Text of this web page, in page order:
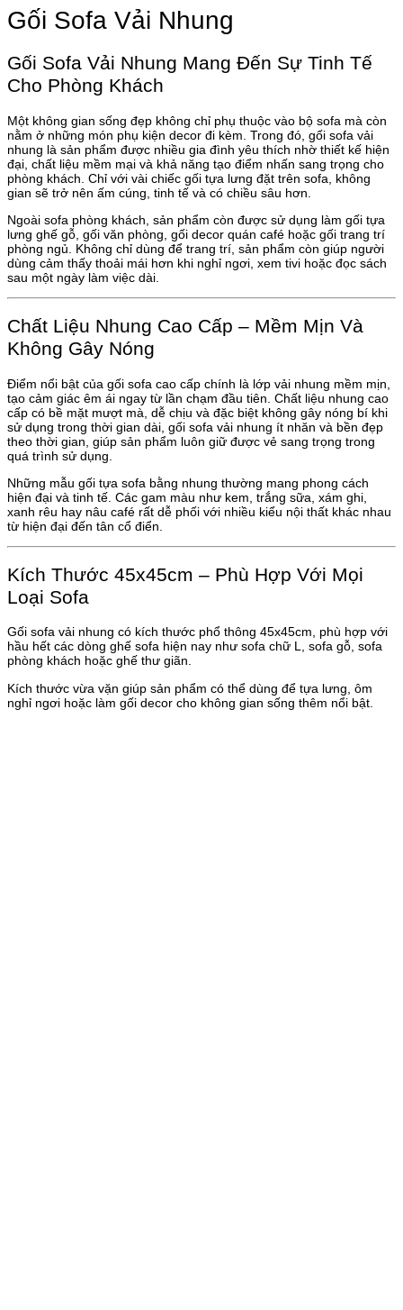
lượng
Gối Sofa Vải Nhung
Gối Sofa Vải Nhung Mang Đến Sự Tinh Tế
Cho Phòng Khách
Một không gian sống đẹp không chỉ phụ thuộc vào bộ sofa mà còn
nằm ở những món phụ kiện decor đi kèm. Trong đó, gối sofa vải
nhung là sản phẩm được nhiều gia đình yêu thích nhờ thiết kế hiện
đại, chất liệu mềm mại và khả năng tạo điểm nhấn sang trọng cho
phòng khách. Chỉ với vài chiếc gối tựa lưng đặt trên sofa, không
gian sẽ trở nên ấm cúng, tinh tế và có chiều sâu hơn.
Ngoài sofa phòng khách, sản phẩm còn được sử dụng làm gối tựa
lưng ghế gỗ, gối văn phòng, gối decor quán café hoặc gối trang trí
phòng ngủ. Không chỉ dùng để trang trí, sản phẩm còn giúp người
dùng cảm thấy thoải mái hơn khi nghỉ ngơi, xem tivi hoặc đọc sách
sau một ngày làm việc dài.
Chất Liệu Nhung Cao Cấp – Mềm Mịn Và
Không Gây Nóng
Điểm nổi bật của gối sofa cao cấp chính là lớp vải nhung mềm mịn,
tạo cảm giác êm ái ngay từ lần chạm đầu tiên. Chất liệu nhung cao
cấp có bề mặt mượt mà, dễ chịu và đặc biệt không gây nóng bí khi
sử dụng trong thời gian dài, gối sofa vải nhung ít nhăn và bền đẹp
theo thời gian, giúp sản phẩm luôn giữ được vẻ sang trọng trong
quá trình sử dụng.
Những mẫu gối tựa sofa bằng nhung thường mang phong cách
hiện đại và tinh tế. Các gam màu như kem, trắng sữa, xám ghi,
xanh rêu hay nâu café rất dễ phối với nhiều kiểu nội thất khác nhau
từ hiện đại đến tân cổ điển.
Kích Thước 45x45cm – Phù Hợp Với Mọi
Loại Sofa
Gối sofa vải nhung có kích thước phổ thông 45x45cm, phù hợp với
hầu hết các dòng ghế sofa hiện nay như sofa chữ L, sofa gỗ, sofa
phòng khách hoặc ghế thư giãn.
Kích thước vừa vặn giúp sản phẩm có thể dùng để tựa lưng, ôm
nghỉ ngơi hoặc làm gối decor cho không gian sống thêm nổi bật.